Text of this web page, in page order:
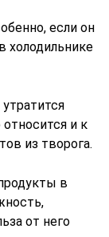
если он
холодильнике
и к
из творога.
в
от него